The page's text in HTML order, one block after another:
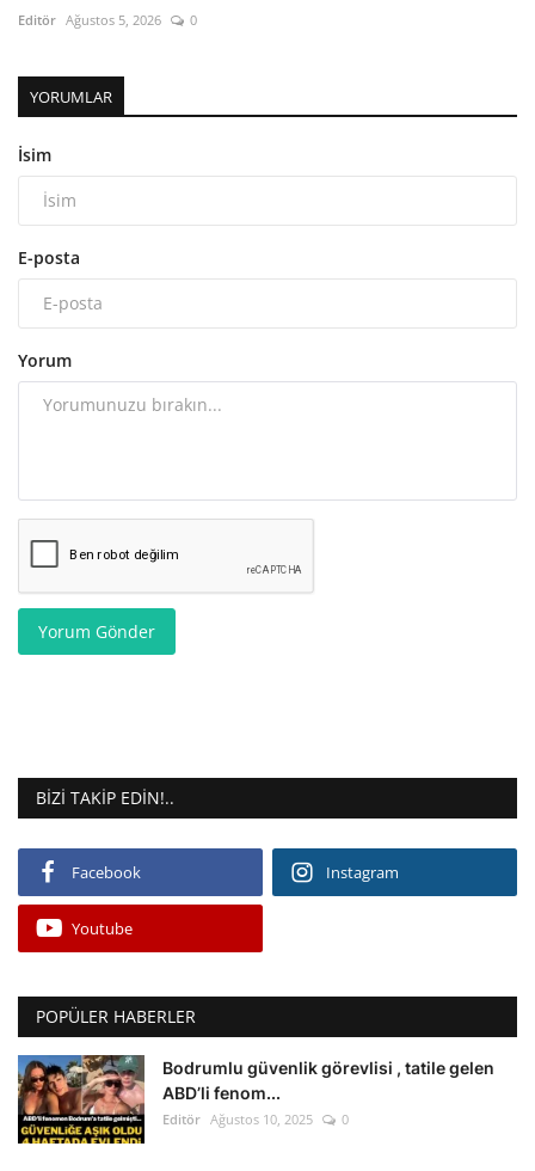
Editör Ağustos 5, 2026 0
YORUMLAR
İsim
E-posta
Yorum
Yorum Gönder
BIZI TAKIP EDIN!..
Facebook Instagram
Youtube
POPÜLER HABERLER
Bodrumlu güvenlik görevlisi , tatile gelen
ABD’li fenom...
Editör Ağustos 10, 2025 0